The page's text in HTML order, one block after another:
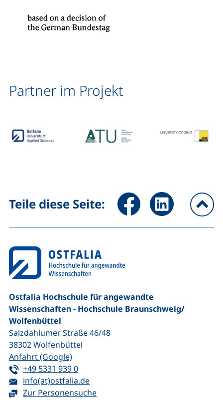
Partner im Projekt
Teile diese Seite: Seite über Facebook teilen
Seite über
Ostfalia Hochschule für angewandte
Wissenschaften - Hochschule Braunschweig/​
Wolfenbüttel
Salzdahlumer Straße 46/48
38302Wolfenbüttel
Anfahrt (Google)(externer Link, öffnet neues Fenster)
Tel:
+49 5331 939 0(startet einen Telefonanruf, wenn Ihr
E-Mail:
info(at)ostfalia.de(öffnet Ihr E-Mail-Programm)
Zur Personensuche